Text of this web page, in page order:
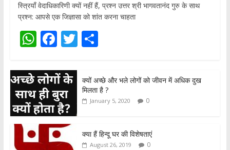
स्त्रियाँ वेदाधिकारिणी क्यों नहीं हैं, प्रश्न उत्तर श्री भागवतानंद गुरु के साथ
प्रश्न: आपसे एक जिज्ञासा को शांत करना चाहता
W
at
s
A
p
p
F
e
b
o
o
k
T
itt
er
S
ar
e
क्यों अच्छे और भले लोगों को जीवन में अधिक दुख
मिलता है ?
January 5, 2020 0
क्या हैं हिन्दू घर की विशेषताएं
August 26, 2019 0